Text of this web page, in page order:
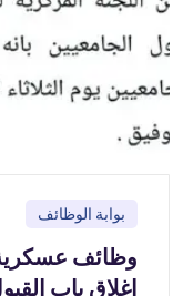
بوابة الوظائف
وظائف عسكرية
اغلاق باب